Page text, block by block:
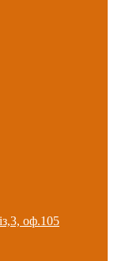
оф.105